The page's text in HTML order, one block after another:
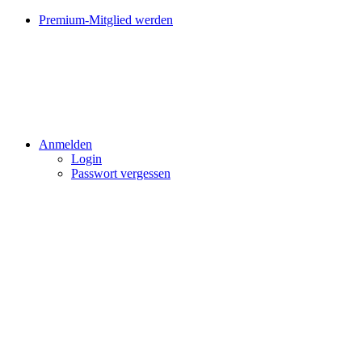
Premium-Mitglied werden
Anmelden
Login
Passwort vergessen